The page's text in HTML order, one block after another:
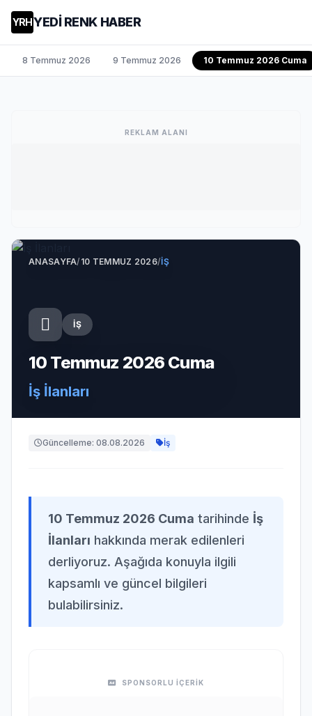
YRHYEDİ RENK HABER
8 Temmuz 2026 9 Temmuz 2026 10 Temmuz 2026 Cuma
REKLAM ALANI
ANASAYFA/10 TEMMUZ 2026/İŞ
İŞ
10 Temmuz 2026 Cuma
İş İlanları
Güncelleme: 08.08.2026 İş
10 Temmuz 2026 Cuma tarihinde İş
İlanları hakkında merak edilenleri
derliyoruz. Aşağıda konuyla ilgili
kapsamlı ve güncel bilgileri
bulabilirsiniz.
SPONSORLU İÇERİK